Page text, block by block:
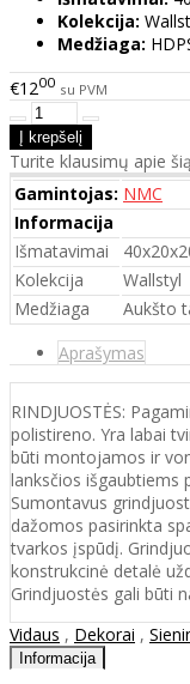
Kolekcija:
Medžiaga:
€1200 su PVM
Turite klausimų apie
Gamintojas: NMC
Informacija
Išmatavimai
Kolekcija
Wallstyl
Medžiaga
Aukšto
Aprašymas
RINDJUOSTĖS:
polistireno. Yra labai
būti montojamos ir
lanksčios išgaubtiems
Sumontavus
dažomos pasirinkta
tvarkos įspūdį.
konstrukcinė detalė
Grindjuostės gali būti
Vidaus , Dekorai ,
Informacija